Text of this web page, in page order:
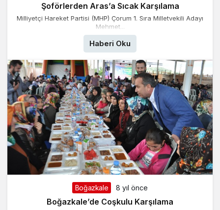
Şoförlerden Aras’a Sıcak Karşılama
Milliyetçi Hareket Partisi (MHP) Çorum 1. Sıra Milletvekili Adayı
Mehmet...
Haberi Oku
Boğazkale 8 yıl önce
Boğazkale’de Coşkulu Karşılama